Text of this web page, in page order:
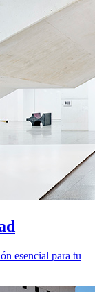
esencial para tu